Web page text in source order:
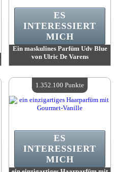
Ein maskulines Parfüm Udv Blue
von Ulric De Varens
Verfügbare Menge:4
ES
INTERESSIERT
MICH
ES
INTERESSIERT
MICH
1.352.100 Punkte